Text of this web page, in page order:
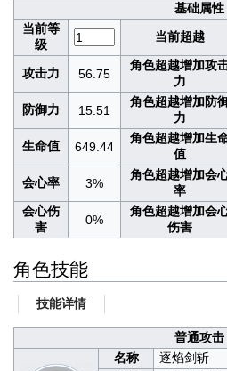
基础属性
当前等
级
当前超越
攻击力 56.75
角色超越增加攻
力
防御力
15.51
角色超越增加防
力
生命值
649.44
角色超越增加生
值
会心率
3%
角色超越增加会
率
会心伤
害
0%
角色超越增加会
伤害
角色技能
技能详情
普通攻击
名称
逐焰剑斩